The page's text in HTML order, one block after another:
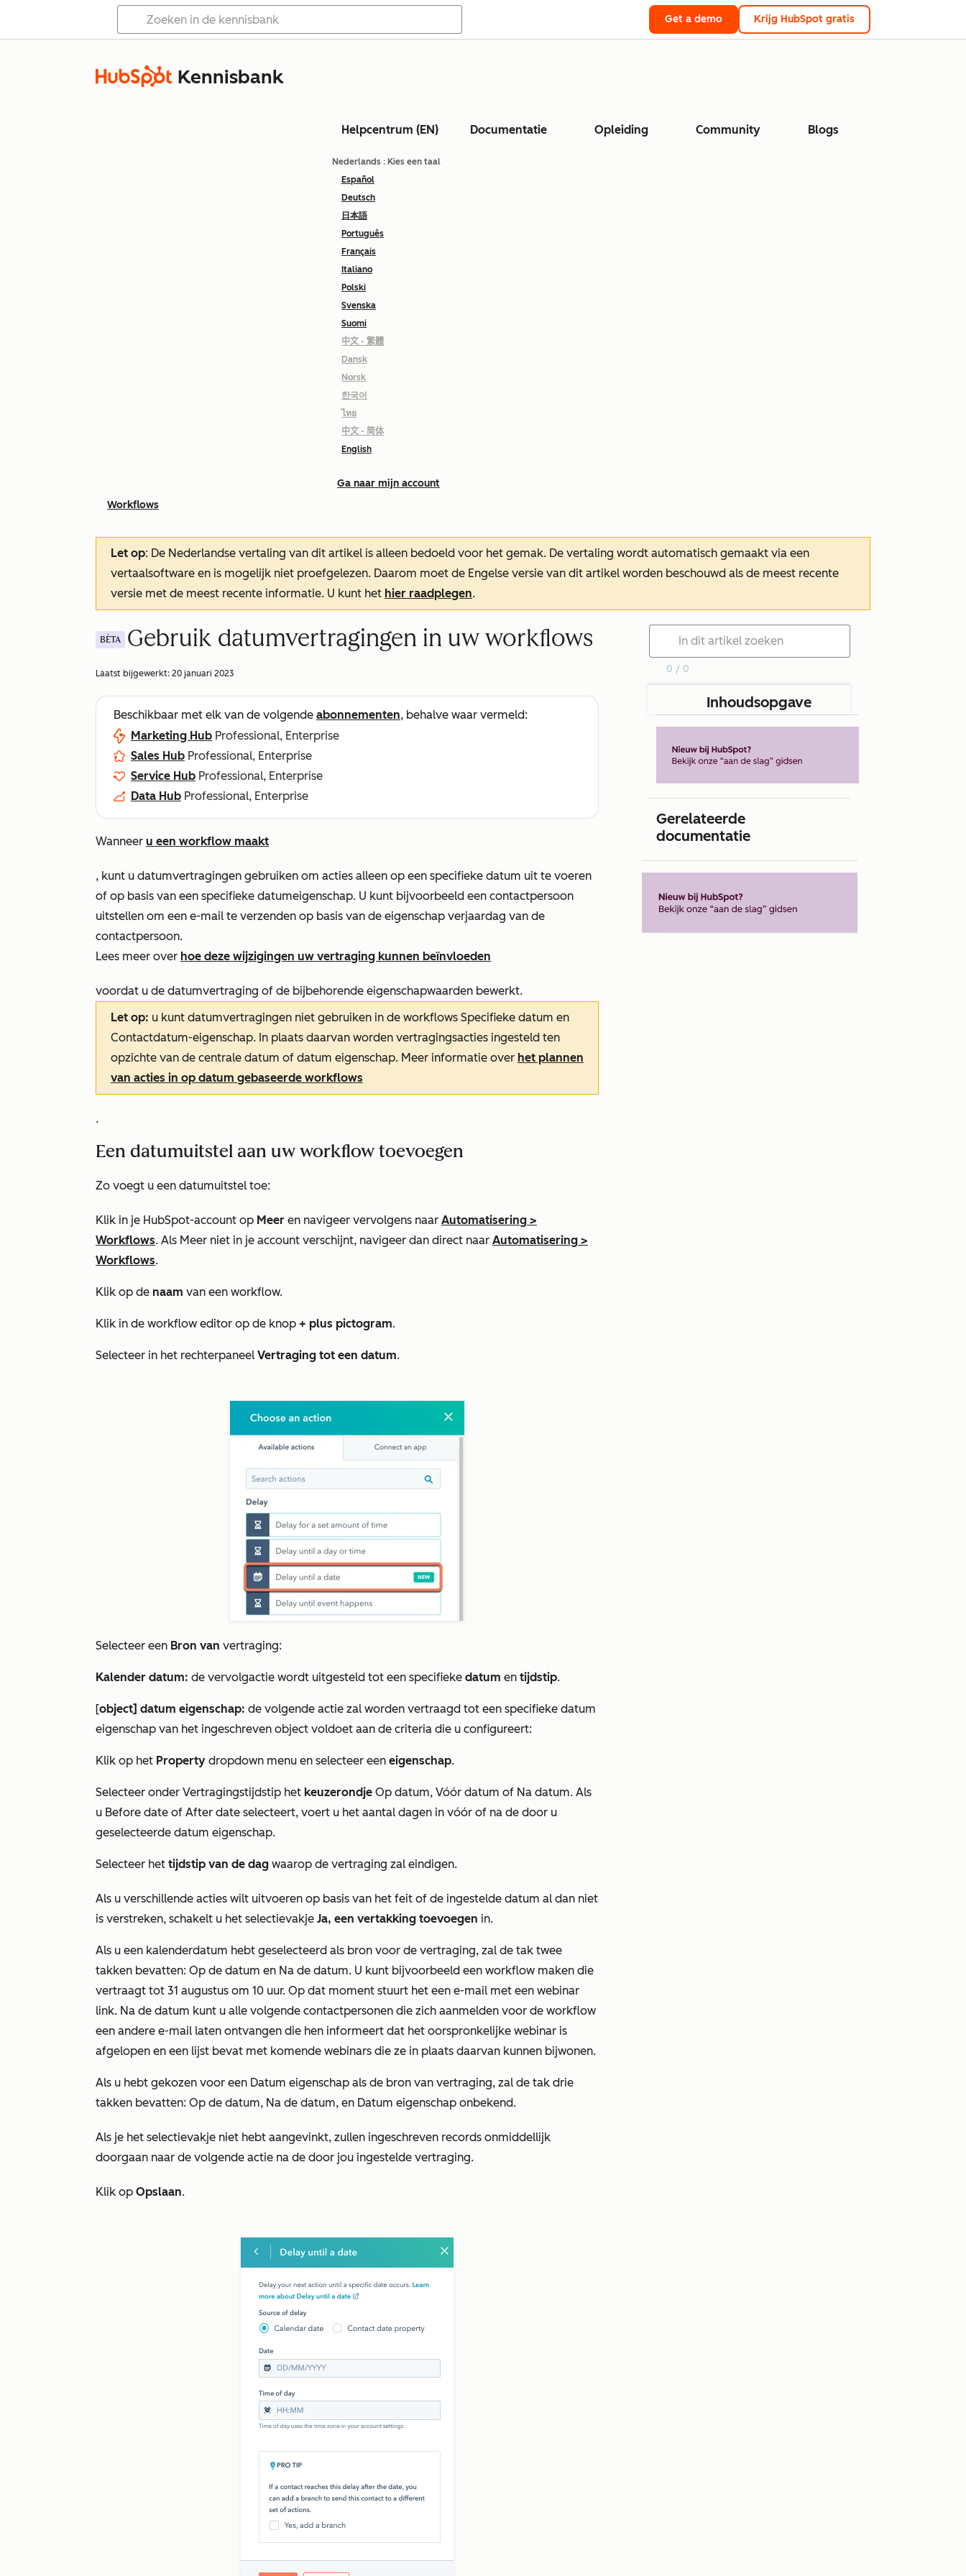
Get a demo Krijg HubSpot gratis
Kennisbank
Helpcentrum (EN) Documentatie Opleiding Community Blogs
Nederlands : Kies een taal
Español
Deutsch
日本語
Português
Français
Italiano
Polski
Svenska
Suomi
中文 - 繁體
Dansk
Norsk
한국어
ไทย
中文 - 简体
English
Ga naar mijn account
Workflows
Let op: De Nederlandse vertaling van dit artikel is alleen bedoeld voor het gemak. De vertaling wordt automatisch gemaakt via een
vertaalsoftware en is mogelijk niet proefgelezen. Daarom moet de Engelse versie van dit artikel worden beschouwd als de meest recente
versie met de meest recente informatie. U kunt het hier raadplegen.
BÈTA Gebruik datumvertragingen in uw workflows
Laatst bijgewerkt: 20 januari 2023
Beschikbaar met elk van de volgende abonnementen, behalve waar vermeld:
Marketing Hub Professional, Enterprise
Sales Hub Professional, Enterprise
Service Hub Professional, Enterprise
Data Hub Professional, Enterprise
Wanneer u een workflow maakt
, kunt u datumvertragingen gebruiken om acties alleen op een specifieke datum uit te voeren
of op basis van een specifieke datumeigenschap. U kunt bijvoorbeeld een contactpersoon
uitstellen om een e-mail te verzenden op basis van de eigenschap verjaardag van de
contactpersoon.
Lees meer over hoe deze wijzigingen uw vertraging kunnen beïnvloeden
voordat u de datumvertraging of de bijbehorende eigenschapwaarden bewerkt.
Let op: u kunt datumvertragingen niet gebruiken in de workflows Specifieke datum en
Contactdatum-eigenschap. In plaats daarvan worden vertragingsacties ingesteld ten
opzichte van de centrale datum of datum eigenschap. Meer informatie over het plannen
van acties in op datum gebaseerde workflows
.
Een datumuitstel aan uw workflow toevoegen
Zo voegt u een datumuitstel toe:
Klik in je HubSpot-account op Meer en navigeer vervolgens naar Automatisering >
Workflows. Als Meer niet in je account verschijnt, navigeer dan direct naar Automatisering >
Workflows.
Klik op de naam van een workflow.
Klik in de workflow editor op de knop + plus pictogram.
Selecteer in het rechterpaneel Vertraging tot een datum.
Selecteer een Bron van vertraging:
Kalender datum: de vervolgactie wordt uitgesteld tot een specifieke datum en tijdstip.
[object] datum eigenschap: de volgende actie zal worden vertraagd tot een specifieke datum
eigenschap van het ingeschreven object voldoet aan de criteria die u configureert:
Klik op het Property dropdown menu en selecteer een eigenschap.
Selecteer onder Vertragingstijdstip het keuzerondje Op datum, Vóór datum of Na datum. Als
u Before date of After date selecteert, voert u het aantal dagen in vóór of na de door u
geselecteerde datum eigenschap.
Selecteer het tijdstip van de dag waarop de vertraging zal eindigen.
Als u verschillende acties wilt uitvoeren op basis van het feit of de ingestelde datum al dan niet
is verstreken, schakelt u het selectievakje Ja, een vertakking toevoegen in.
Als u een kalenderdatum hebt geselecteerd als bron voor de vertraging, zal de tak twee
takken bevatten: Op de datum en Na de datum. U kunt bijvoorbeeld een workflow maken die
vertraagt tot 31 augustus om 10 uur. Op dat moment stuurt het een e-mail met een webinar
link. Na de datum kunt u alle volgende contactpersonen die zich aanmelden voor de workflow
een andere e-mail laten ontvangen die hen informeert dat het oorspronkelijke webinar is
afgelopen en een lijst bevat met komende webinars die ze in plaats daarvan kunnen bijwonen.
Als u hebt gekozen voor een Datum eigenschap als de bron van vertraging, zal de tak drie
takken bevatten: Op de datum, Na de datum, en Datum eigenschap onbekend.
Als je het selectievakje niet hebt aangevinkt, zullen ingeschreven records onmiddellijk
doorgaan naar de volgende actie na de door jou ingestelde vertraging.
Klik op Opslaan.
0 / 0
Inhoudsopgave
Gerelateerde
documentatie